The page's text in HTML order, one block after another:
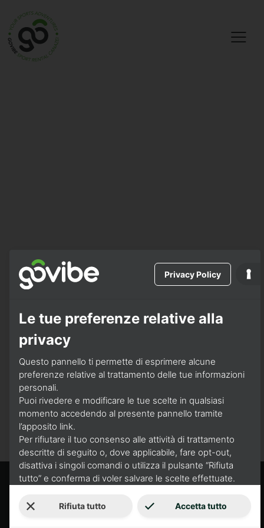
GESTISCI PREFERENZE
MARKETING
Privacy Policy
Le tue preferenze relative alla
privacy
Questo pannello ti permette di esprimere alcune
preferenze relative al trattamento delle tue informazioni
personali.
Puoi rivedere e modificare le tue scelte in qualsiasi
momento accedendo al presente pannello tramite
l’apposito link.
Per rifiutare il tuo consenso alle attività di trattamento
descritte di seguito o, dove applicabile, fare opt-out,
disattiva i singoli comandi o utilizza il pulsante “Rifiuta
tutto” e conferma di voler salvare le scelte effettuate.
Rifiuta tutto Accetta tutto